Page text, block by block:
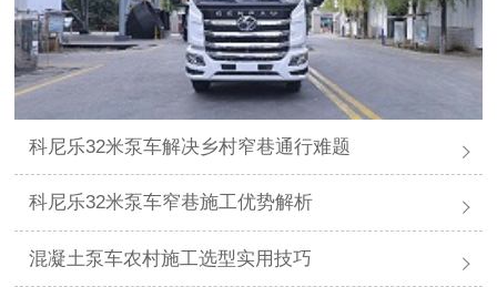
科尼乐32米泵车解决乡村窄巷通行难题
科尼乐32米泵车窄巷施工优势解析
混凝土泵车农村施工选型实用技巧